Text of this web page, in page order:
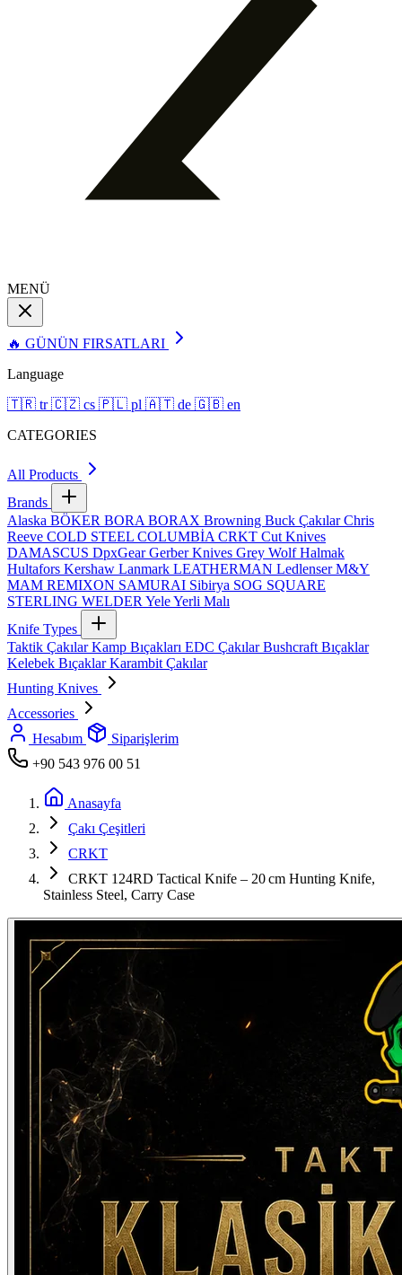
MENÜ
🔥 GÜNÜN FIRSATLARI
Language
🇹🇷 tr 🇨🇿 cs 🇵🇱 pl 🇦🇹 de 🇬🇧 en
CATEGORIES
All Products
Brands
Alaska BÖKER BORA BORAX Browning Buck ÇakılarChris
Reeve COLD STEEL COLUMBİA CRKT Cut Knives
DAMASCUS DpxGearGerber Knives Grey WolfHalmak
Hultafors Kershaw Lanmark LEATHERMAN LedlenserM&Y
MAM REMIXON SAMURAI Sibirya SOG SQUARE
STERLING WELDER YeleYerli Malı
Knife Types
Taktik ÇakılarKamp Bıçakları EDC ÇakılarBushcraft Bıçaklar
Kelebek BıçaklarKarambit Çakılar
Hunting Knives
Accessories
Hesabım
Siparişlerim
+90 543 976 00 51
Anasayfa
Çakı Çeşitleri
CRKT
CRKT 124RD Tactical Knife – 20 cm Hunting Knife,
Stainless Steel, Carry Case